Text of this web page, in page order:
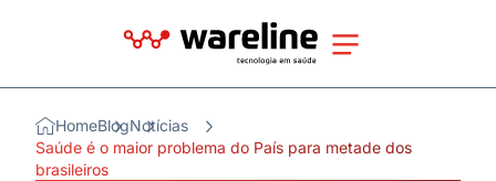
HomeBlogNotícias
Saúde é o maior problema do País para metade dos
brasileiros